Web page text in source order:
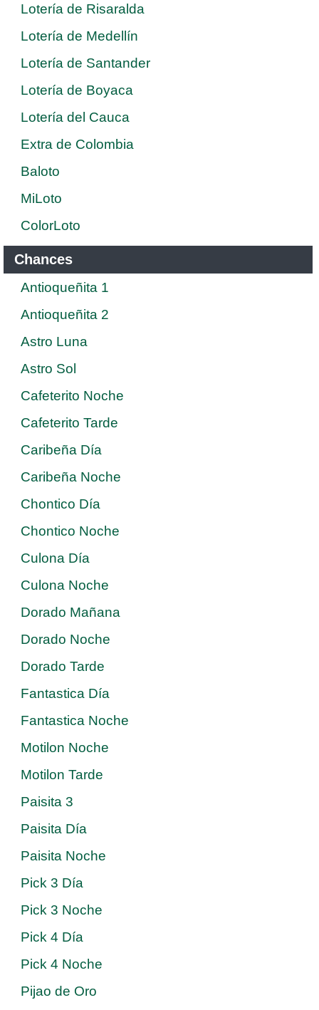
Lotería de Risaralda
Lotería de Medellín
Lotería de Santander
Lotería de Boyaca
Lotería del Cauca
Extra de Colombia
Baloto
MiLoto
ColorLoto
Chances
Antioqueñita 1
Antioqueñita 2
Astro Luna
Astro Sol
Cafeterito Noche
Cafeterito Tarde
Caribeña Día
Caribeña Noche
Chontico Día
Chontico Noche
Culona Día
Culona Noche
Dorado Mañana
Dorado Noche
Dorado Tarde
Fantastica Día
Fantastica Noche
Motilon Noche
Motilon Tarde
Paisita 3
Paisita Día
Paisita Noche
Pick 3 Día
Pick 3 Noche
Pick 4 Día
Pick 4 Noche
Pijao de Oro